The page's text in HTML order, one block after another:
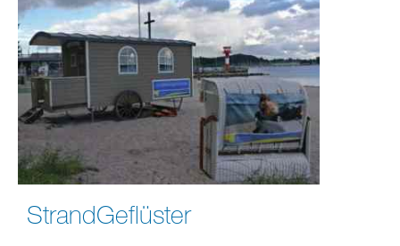
StrandGeflüster